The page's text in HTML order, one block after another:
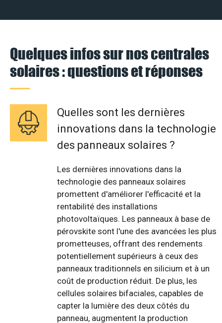
Quelques infos sur nos centrales
solaires : questions et réponses
Quelles sont les dernières
innovations dans la technologie
des panneaux solaires ?
Les dernières innovations dans la
technologie des panneaux solaires
promettent d'améliorer l'efficacité et la
rentabilité des installations
photovoltaïques. Les panneaux à base de
pérovskite sont l'une des avancées les plus
prometteuses, offrant des rendements
potentiellement supérieurs à ceux des
panneaux traditionnels en silicium et à un
coût de production réduit. De plus, les
cellules solaires bifaciales, capables de
capter la lumière des deux côtés du
panneau, augmentent la production